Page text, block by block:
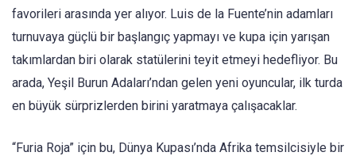
favorileri arasında yer alıyor. Luis de la Fuente’nin adamları
turnuvaya güçlü bir başlangıç ​​yapmayı ve kupa için yarışan
takımlardan biri olarak statülerini teyit etmeyi hedefliyor. Bu
arada, Yeşil Burun Adaları’ndan gelen yeni oyuncular, ilk turda
en büyük sürprizlerden birini yaratmaya çalışacaklar.
“Furia Roja” için bu, Dünya Kupası’nda Afrika temsilcisiyle bir